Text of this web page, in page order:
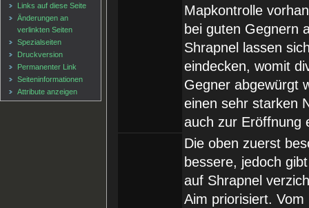
Mapkontrolle
bei guten Gegnern
Shrapnel lassen
eindecken, womit
Gegner abgewürgt
einen sehr starken
auch zur Eröffnung
Die oben zuerst
bessere, jedoch
auf Shrapnel
Aim priorisiert.
Links auf diese Seite
Änderungen an
verlinkten Seiten
Spezialseiten
Druckversion
Permanenter Link
Seiten­informationen
Attribute anzeigen